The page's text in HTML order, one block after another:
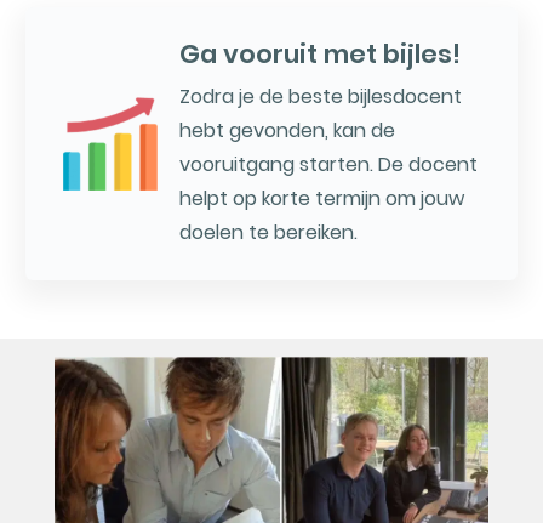
Ga vooruit met bijles!
Zodra je de beste bijlesdocent
hebt gevonden, kan de
vooruitgang starten. De docent
helpt op korte termijn om jouw
doelen te bereiken.